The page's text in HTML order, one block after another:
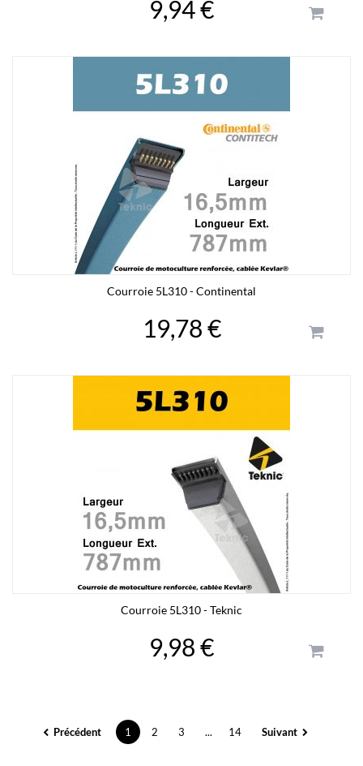
9,94 €
Courroie 5L310 - Continental
19,78 €
Courroie 5L310 - Teknic
9,98 €
Précédent 1 2 3 ... 14 Suivant